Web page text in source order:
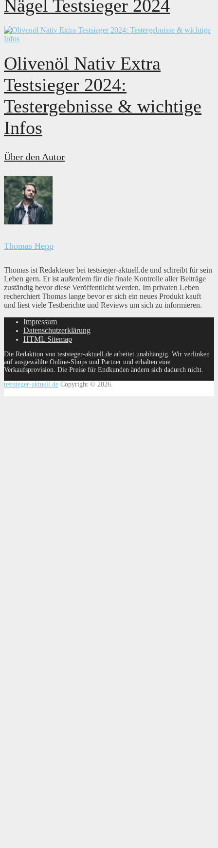
Nägel Testsieger 2024
Olivenöl Nativ Extra
Testsieger 2024:
Testergebnisse & wichtige
Infos
Über den Autor
Thomas Hepp
Thomas ist Redakteuer bei testsieger-aktuell.de und schreibt für sein
Leben gern. Er ist außerdem für die finale Kontrolle aller Beiträge
zuständig bevor diese Veröffentlicht werden. Im privaten Leben
recherchiert Thomas lange bevor er sich ein neues Produkt kauft
und liest viele Testberichte und Reviews um sich zu informieren.
Impressum
Datenschutzerklärung
HTML Sitemap
Die Redaktion von testsieger-aktuell.de arbeitet unabhängig. Wir verlinken
auf ausgewählte Online-Shops und Partner und erhalten eine
Verkaufsprovision. Die Preise für Endkunden ändern sich dadurch nicht.
testsieger-aktuell.de Copyright © 2026.